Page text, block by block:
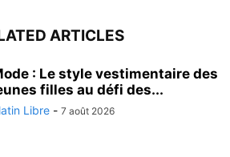
ARTICLES
: Le style vestimentaire des
filles au défi des...
Libre - 7 août 2026